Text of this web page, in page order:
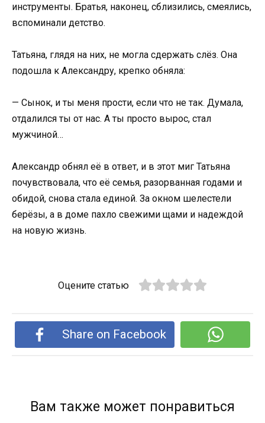
инструменты. Братья, наконец, сблизились, смеялись,
вспоминали детство.
Татьяна, глядя на них, не могла сдержать слёз. Она
подошла к Александру, крепко обняла:
— Сынок, и ты меня прости, если что не так. Думала,
отдалился ты от нас. А ты просто вырос, стал
мужчиной…
Александр обнял её в ответ, и в этот миг Татьяна
почувствовала, что её семья, разорванная годами и
обидой, снова стала единой. За окном шелестели
берёзы, а в доме пахло свежими щами и надеждой
на новую жизнь.
Оцените статью
Share on Facebook
Вам также может понравиться